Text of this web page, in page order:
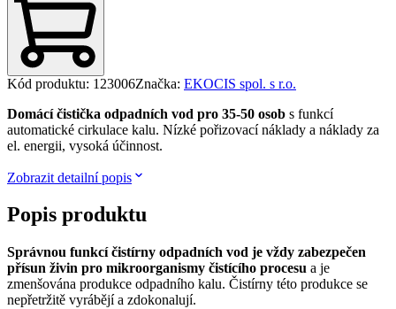
Kód produktu: 123006Značka: EKOCIS spol. s r.o.
Domácí čistička odpadních vod pro 35-50 osob s funkcí
automatické cirkulace kalu. Nízké pořizovací náklady a náklady za
el. energii, vysoká účinnost.
Zobrazit detailní popis
Popis produktu
Správnou funkcí čistírny odpadních vod je vždy zabezpečen
přísun živin pro mikroorganismy čistícího procesu a je
zmenšována produkce odpadního kalu. Čistírny této produkce se
nepřetržitě vyrábějí a zdokonalují.